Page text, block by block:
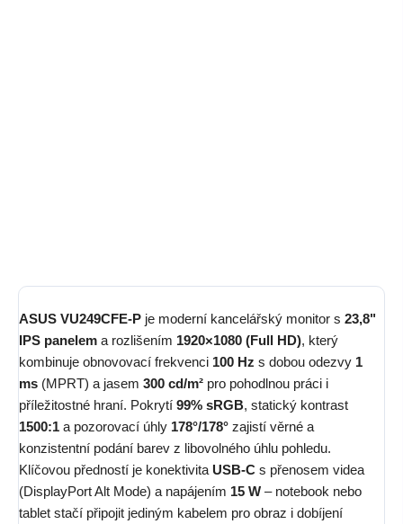
ASUS VU249CFE-P je moderní kancelářský monitor s 23,8"
IPS panelem a rozlišením 1920×1080 (Full HD), který
kombinuje obnovovací frekvenci 100 Hz s dobou odezvy 1
ms (MPRT) a jasem 300 cd/m² pro pohodlnou práci i
příležitostné hraní. Pokrytí 99% sRGB, statický kontrast
1500:1 a pozorovací úhly 178°/178° zajistí věrné a
konzistentní podání barev z libovolného úhlu pohledu.
Klíčovou předností je konektivita USB-C s přenosem videa
(DisplayPort Alt Mode) a napájením 15 W – notebook nebo
tablet stačí připojit jediným kabelem pro obraz i dobíjení